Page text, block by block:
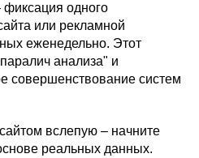
фиксация одного
или рекламной
еженедельно. Этот
анализа" и
совершенствование систем
вслепую – начните
реальных данных.